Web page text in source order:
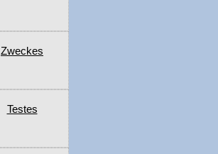
Zweckes
Testes